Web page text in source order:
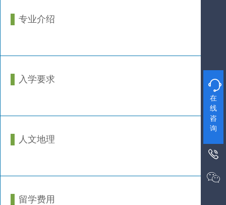
专业介绍
入学要求
人文地理
留学费用

在
线
咨
询

